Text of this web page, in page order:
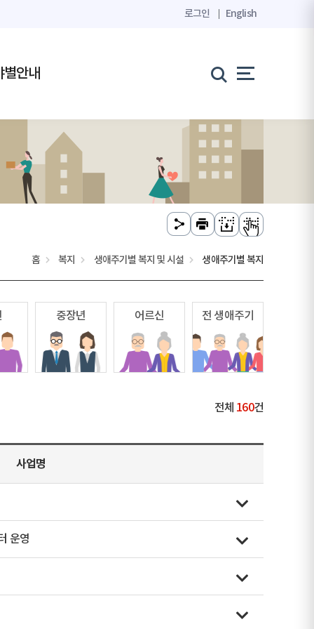
로그인 English
별안내
홈 복지 생애주기별 복지 및 시설 생애주기별 복지
중장년 어르신 전 생애주기
전체 160건
사업명
운영